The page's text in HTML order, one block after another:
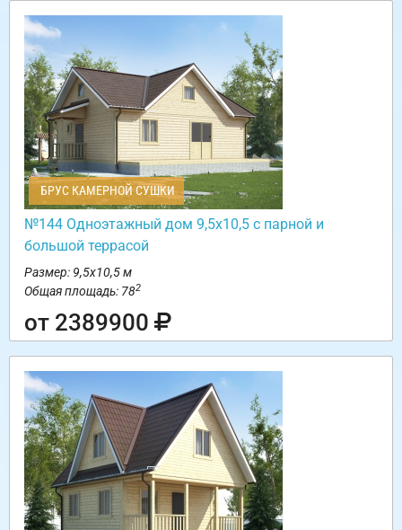
БРУС КАМЕРНОЙ СУШКИ
№144 Одноэтажный дом 9,5х10,5 с парной и
большой террасой
Размер: 9,5х10,5 м
Общая площадь: 782
от 2389900